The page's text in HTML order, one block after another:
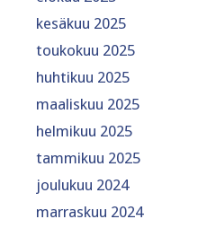
kesäkuu 2025
toukokuu 2025
huhtikuu 2025
maaliskuu 2025
helmikuu 2025
tammikuu 2025
joulukuu 2024
marraskuu 2024